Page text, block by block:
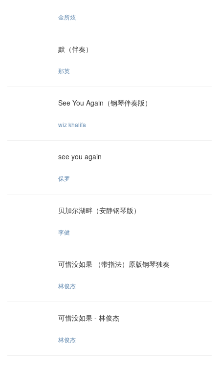
金所炫
默（伴奏）
那英
See You Again（钢琴伴奏版）
wiz khalifa
see you again
保罗
贝加尔湖畔（安静钢琴版）
李健
可惜没如果 （带指法）原版钢琴独奏
林俊杰
可惜没如果 - 林俊杰
林俊杰